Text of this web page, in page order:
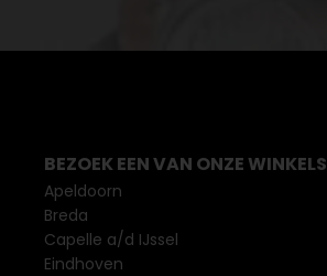
BEZOEK EEN VAN ONZE WINKELS
Apeldoorn
Breda
Capelle a/d IJssel
Eindhoven